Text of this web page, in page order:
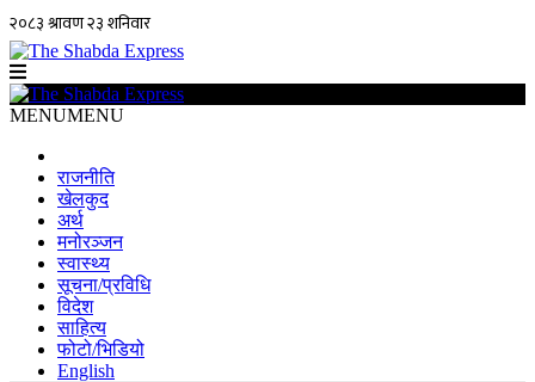
MENUMENU
राजनीति
खेलकुद
अर्थ
मनोरञ्जन
स्वास्थ्य
सूचना/प्रविधि
विदेश
साहित्य
फोटो/भिडियो
English